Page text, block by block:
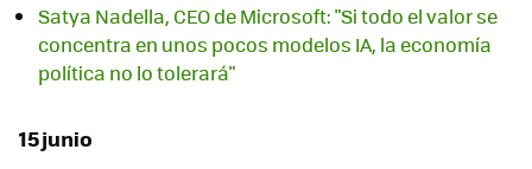
Satya Nadella, CEO de Microsoft: "Si todo el valor se
concentra en unos pocos modelos IA, la economía
política no lo tolerará"
15 junio